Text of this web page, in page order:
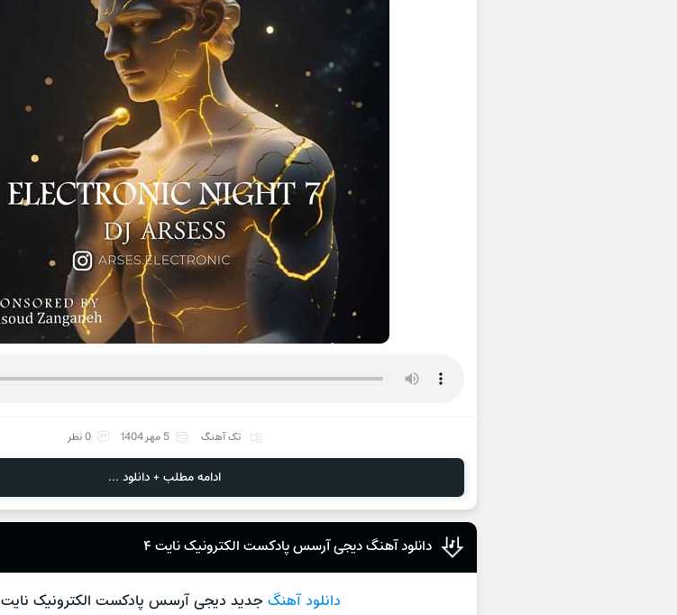
تک آهنگ 5 مهر 1404 0 نظر
ادامه مطلب + دانلود ...
دانلود آهنگ دیجی آرسس پادکست الکترونیک نایت ۴
دانلود آهنگجدید دیجی آرسس پادکست الکترونیک نایت ۴